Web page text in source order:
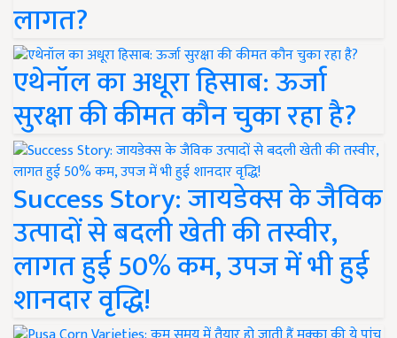
लागत?
एथेनॉल का अधूरा हिसाब: ऊर्जा
सुरक्षा की कीमत कौन चुका रहा है?
Success Story: जायडेक्स के जैविक
उत्पादों से बदली खेती की तस्वीर,
लागत हुई 50% कम, उपज में भी हुई
शानदार वृद्धि!